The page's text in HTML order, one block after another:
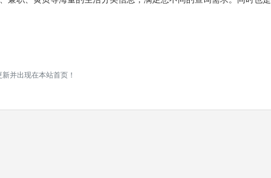
并出现在本站首页！